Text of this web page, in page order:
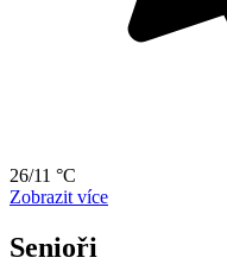
26/11 °C
Zobrazit více
Senioři